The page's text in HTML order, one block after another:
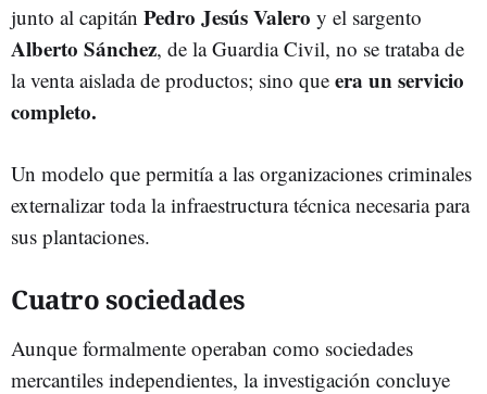
junto al capitán Pedro Jesús Valero y el sargento
Alberto Sánchez, de la Guardia Civil, no se trataba de
la venta aislada de productos; sino que era un servicio
completo.
Un modelo que permitía a las organizaciones criminales
externalizar toda la infraestructura técnica necesaria para
sus plantaciones.
Cuatro sociedades
Aunque formalmente operaban como sociedades
mercantiles independientes, la investigación concluye